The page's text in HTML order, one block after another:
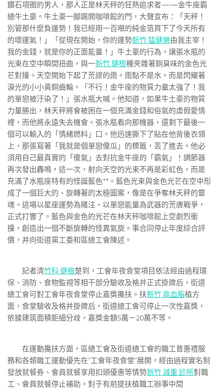
鑽石項圈的男人，那人正是林天秤的狂熱追求者——金牛座霸
總牛土豪。牛土豪一腳踢開咖啡館的門，大聲宣布：「天秤！
別管那什麼負運勢！我已經用一百噸的純金箔買下了今天所有
的壞運氣！」「從現在開始，你的運勢新竹 猛健樂由我主宰！
我的金錢，就是你的正面能量！」牛土豪的行為，讓張水瓶的
光束在空中瞬間扭曲，與一新竹 健檢種夾雜著銅臭味的金色光
芒對撞。天空開始下起了荒謬的雨。雨點不是水，而是閃耀著
淚光的小小黃銅齒輪。「不行！金牛座的物質力量太強了！我
的單戀被汙染了！」張水瓶大喊。他知道，如果牛土豪的物質
力量勝出，林天秤將會被困在一個充滿金錢和俗氣的虛假愛情
裡，而他將永遠失去機會。張水瓶看向那機器，還剩下最後一
個可以輸入的「情緒燃料」口。他迅速撕下了貼在他背後衣領
上，那張寫著「我就是個單戀傻瓜」的標籤，丟了進去。他必
須用自己最真實的「傻氣」去對抗金牛座的「霸氣」！調節器
再次發出轟鳴，這一次，射向天空的光束不再是彩虹色，而是
充滿了水瓶座特有的怪誕藍色**。藍色光束與金色光芒在空中形
成了一個巨大的、旋轉著的太極圖案，像是在爭奪林天秤的靈
魂。這場以星座運勢為賭注、以單戀能量為武器的荒唐戰爭，
正式打響了。藍色與金色的光芒在林天秤咖啡館上空劇烈衝
撞，創造出一個不斷旋轉的怪異氣旋。事合同停止年度綜合評
價，并向街道黨工委和區總工會陳述。
記者清竹科 健檢楚到，工會年夜食堂項目依法經由過程環
保、消防、食物監視等相干部分驗收及格并正式掛牌后，街道
總工會可對工會年夜食堂停止嘉獎攙扶。扶新竹 高血脂植方
面，食堂驗收及格并掛牌后，街道總工會可停止一次性嘉獎，
依據建筑面積鉅細分歧，嘉獎金額5萬－20萬不等。
在運動攙扶方面，區總工會及街道總工會的職工普惠禮服
務和各類職工運動優先在“工會年夜食堂”展開，經由過程實名制
發放就餐券、會員就餐享用扣頭優惠等情勢新竹 減重 診所對職
工、會員就餐停止補助。對于有前提扶植職工辦事中間